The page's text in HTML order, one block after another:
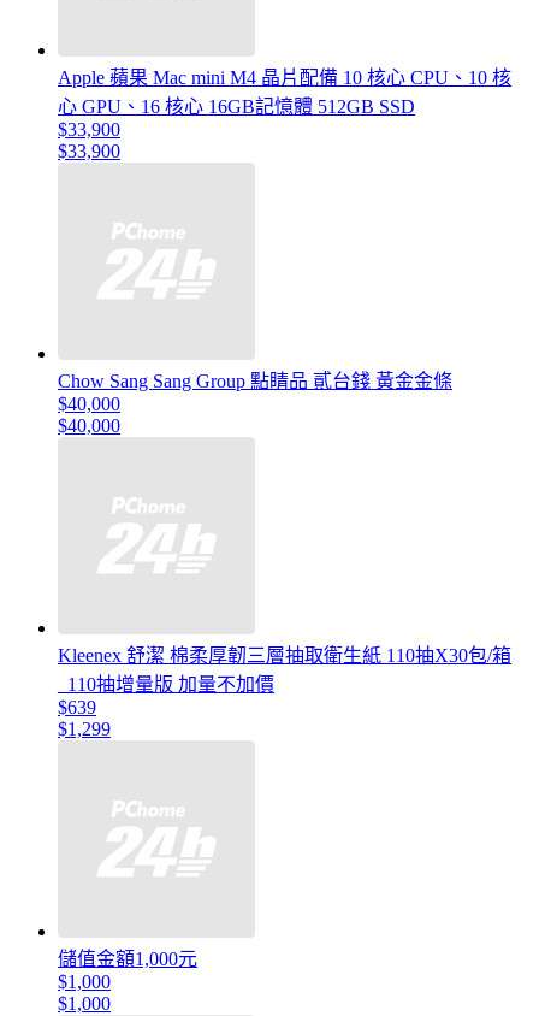
Apple 蘋果 Mac mini M4 晶片配備 10 核心 CPU、10 核
心 GPU、16 核心 16GB記憶體 512GB SSD
$33,900
$33,900
Chow Sang Sang Group 點睛品 貳台錢 黃金金條
$40,000
$40,000
Kleenex 舒潔 棉柔厚韌三層抽取衛生紙 110抽X30包/箱
_110抽增量版 加量不加價
$639
$1,299
儲值金額1,000元
$1,000
$1,000